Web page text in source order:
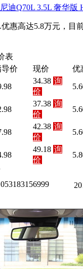
迪Q70L 3.5L 奢华版
惠高达5.8万元，
表
价 现价 优
34.38 询
价
37.38 询
价
42.38 询
价
49.18 询
价